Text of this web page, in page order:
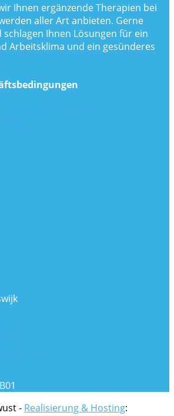
Ihnen ergänzende Therapien bei
aller Art anbieten. Gerne
Ihnen Lösungen für ein
Arbeitsklima und ein gesünderes
- Realisierung & Hosting: